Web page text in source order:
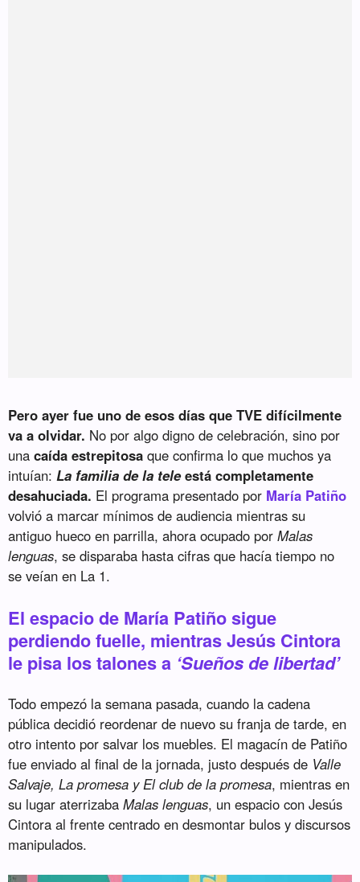
Pero ayer fue uno de esos días que TVE difícilmente
va a olvidar. No por algo digno de celebración, sino por
unacaída estrepitosa que confirma lo que muchos ya
intuían: La familia de la teleestá completamente
desahuciada. El programa presentado por María Patiño
volvió a marcar mínimos de audiencia mientras su
antiguo hueco en parrilla, ahora ocupado porMalas
lenguas, se disparaba hasta cifras que hacía tiempo no
se veían en La 1.
El espacio de María Patiño sigue
perdiendo fuelle, mientras Jesús Cintora
le pisa los talones a ‘Sueños de libertad’
Todo empezó la semana pasada, cuando la cadena
pública decidió reordenar de nuevo su franja de tarde, en
otro intento por salvar los muebles. El magacín de Patiño
fue enviado al final de la jornada, justo después de Valle
Salvaje, La promesa y El club de la promesa, mientras en
su lugar aterrizabaMalas lenguas, un espacio con Jesús
Cintora al frente centrado en desmontar bulos y discursos
manipulados.